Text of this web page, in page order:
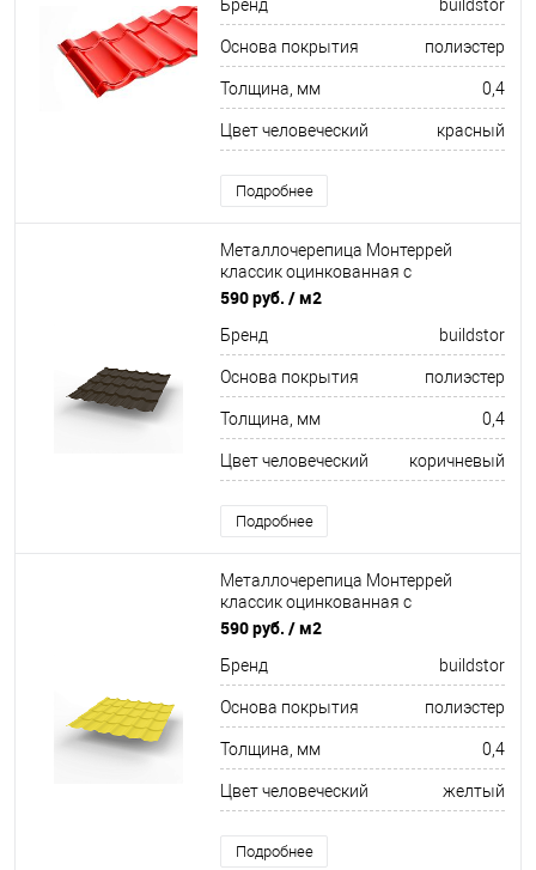
Бренд buildstor
Основа покрытия полиэстер
Толщина, мм 0,4
Цвет человеческий красный
Подробнее
Металлочерепица Монтеррей
классик оцинкованная с
полимерным покрытием
590 руб. / м2
Бренд buildstor
Основа покрытия полиэстер
Толщина, мм 0,4
Цвет человеческий коричневый
Подробнее
Металлочерепица Монтеррей
классик оцинкованная с
полимерным покрытием
590 руб. / м2
Бренд buildstor
Основа покрытия полиэстер
Толщина, мм 0,4
Цвет человеческий желтый
Подробнее